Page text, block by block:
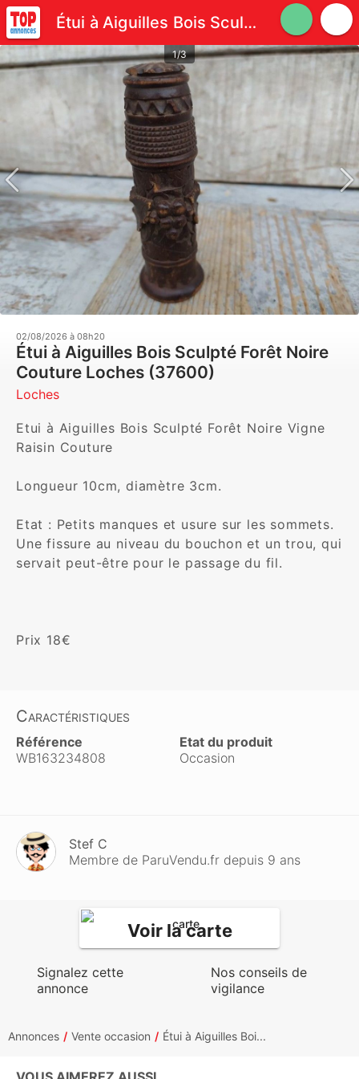
Étui à Aiguilles Bois Sculpté Forêt Noire Couture
1/3
02/08/2026 à 08h20
Étui à Aiguilles Bois Sculpté Forêt Noire
Couture Loches (37600)
Loches
Etui à Aiguilles Bois Sculpté Forêt Noire Vigne
Raisin Couture
Longueur 10cm, diamètre 3cm.
Etat : Petits manques et usure sur les sommets.
Une fissure au niveau du bouchon et un trou, qui
servait peut-être pour le passage du fil.
Prix 18€
Caractéristiques
Référence
WB163234808
Etat du produit
Occasion
Stef C
Membre de ParuVendu.fr depuis 9 ans
Voir la carte
Signalez cette
annonce
Nos conseils de
vigilance
Annonces Vente occasion Étui à Aiguilles Boi...